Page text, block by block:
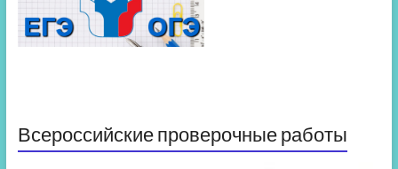
Всероссийские проверочные работы